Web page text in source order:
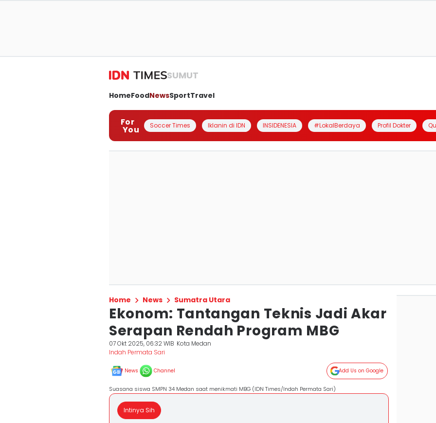
SUMUT
HomeFoodNewsSportTravel
For
You Soccer Times Iklanin di IDN INSIDENESIA #LokalBerdaya Profil Dokter
Home News Sumatra Utara
Ekonom: Tantangan Teknis Jadi Akar
Serapan Rendah Program MBG
07 Okt 2025, 06:32 WIB Kota Medan
Indah Permata Sari
News Channel Add Us on Google
Suasana siswa SMPN 34 Medan saat menikmati MBG (IDN Times/Indah Permata Sari)
Intinya Sih